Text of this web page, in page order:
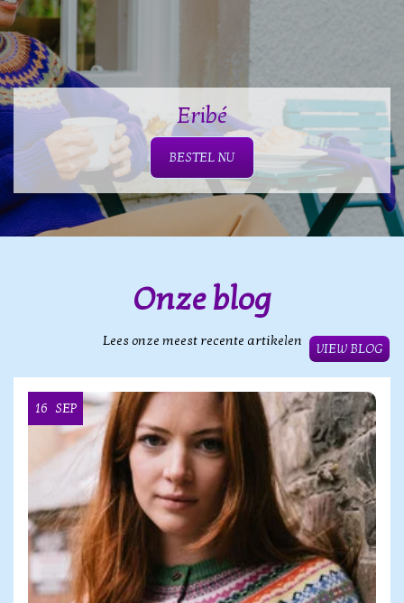
Eribé
BESTEL NU
Onze blog
Lees onze meest recente artikelen
VIEW BLOG
16 SEP